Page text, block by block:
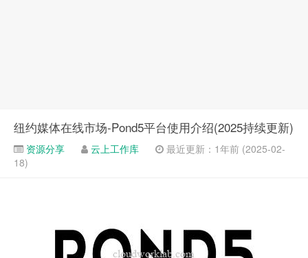
纽约媒体在线市场-Pond5平台使用介绍(2025持续更新)
资源分享 云上工作库
最近更新：1年前 (2025-02-
18)